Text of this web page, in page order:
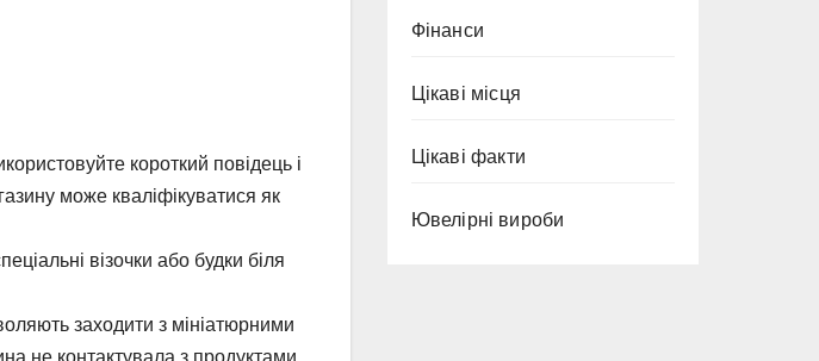
короткий повідець і
може кваліфікуватися як
візочки або будки біля
заходити з мініатюрними
не контактувала з продуктами.
Фінанси
Цікаві місця
Цікаві факти
Ювелірні вироби